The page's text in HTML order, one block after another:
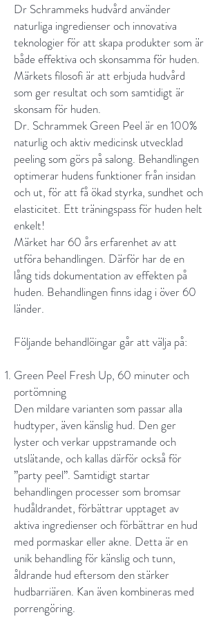
Dr Schrammeks hudvård använder
naturliga ingredienser och innovativa
teknologier för att skapa produkter som är
både effektiva och skonsamma för huden.
Märkets filosofi är att erbjuda hudvård
som ger resultat och som samtidigt är
skonsam för huden.
Dr. Schrammek Green Peel är en 100%
naturlig och aktiv medicinsk utvecklad
peeling som görs på salong. Behandlingen
optimerar hudens funktioner från insidan
och ut, för att få ökad styrka, sundhet och
elasticitet. Ett träningspass för huden helt
enkelt!
Märket har 60 års erfarenhet av att
utföra behandlingen. Därför har de en
lång tids dokumentation av effekten på
huden. Behandlingen finns idag i över 60
länder.
Följande behandlöingar går att välja på:
Green Peel Fresh Up, 60 minuter och
portömning
Den mildare varianten som passar alla
hudtyper, även känslig hud. Den ger
lyster och verkar uppstramande och
utslätande, och kallas därför också för
”party peel”. Samtidigt startar
behandlingen processer som bromsar
hudåldrandet, förbättrar upptaget av
aktiva ingredienser och förbättrar en hud
med pormaskar eller akne. Detta är en
unik behandling för känslig och tunn,
åldrande hud eftersom den stärker
hudbarriären. Kan även kombineras med
porrengöring.